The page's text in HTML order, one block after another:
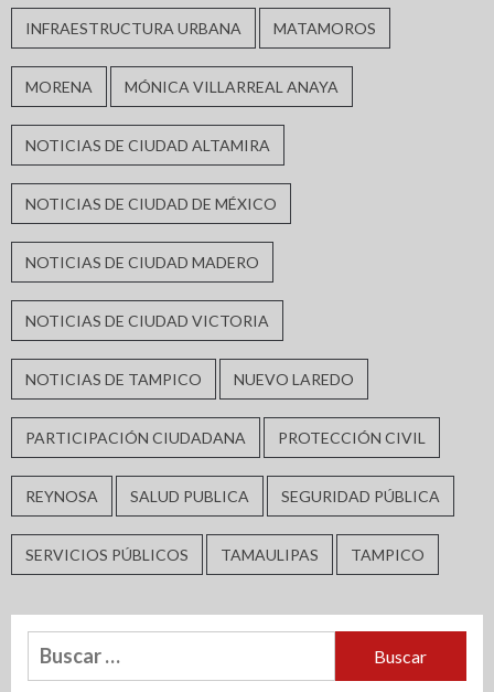
INFRAESTRUCTURA URBANA MATAMOROS
MORENA MÓNICA VILLARREAL ANAYA
NOTICIAS DE CIUDAD ALTAMIRA
NOTICIAS DE CIUDAD DE MÉXICO
NOTICIAS DE CIUDAD MADERO
NOTICIAS DE CIUDAD VICTORIA
NOTICIAS DE TAMPICO NUEVO LAREDO
PARTICIPACIÓN CIUDADANA PROTECCIÓN CIVIL
REYNOSA SALUD PUBLICA SEGURIDAD PÚBLICA
SERVICIOS PÚBLICOS TAMAULIPAS TAMPICO
Buscar: